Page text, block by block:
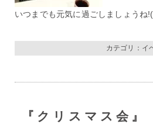
いつまでも元気に過ごしましょうね
カテゴリ： イ
『クリスマス会』